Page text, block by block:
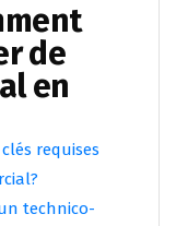
de
en
requises
technico-